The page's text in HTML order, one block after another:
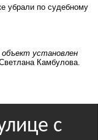
убрали по судебному
установлен
Камбулова.